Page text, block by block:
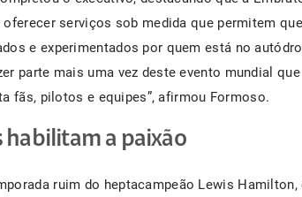
serviços sob medida que permitem
e experimentados por quem está no
parte mais uma vez deste evento mundial
fãs, pilotos e equipes”, afirmou Formoso.
habilitam a paixão
ruim do heptacampeão Lewis